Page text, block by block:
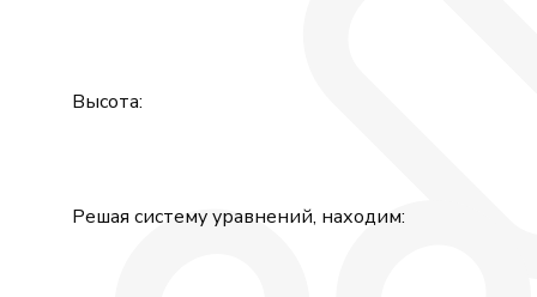
Высота:
Решая систему уравнений, находим: